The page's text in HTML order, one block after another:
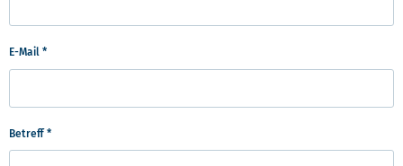
E-Mail *
Betreff*